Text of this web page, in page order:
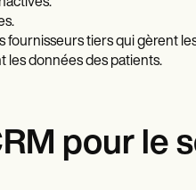
fournisseurs tiers qui gèrent
les données des patients.
pour le